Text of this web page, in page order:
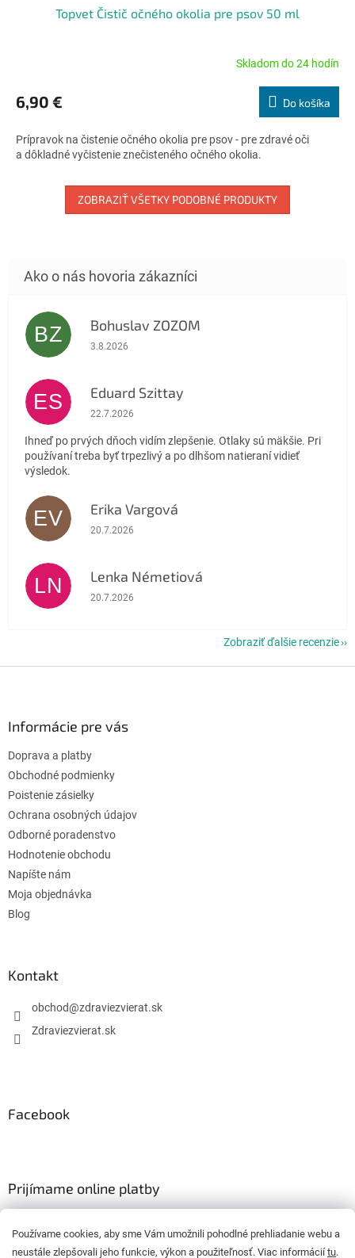
Používame cookies, aby sme Vám umožnili pohodlné prehliadanie webu a
neustále zlepšovali jeho funkcie, výkon a použiteľnosť. Viac informáciítu.
Topvet Čistič očného okolia pre psov 50 ml
produktu
je
z
5
Skladom do 24 hodín
6,90 € Do košíka
Prípravok na čistenie očného okolia pre psov - pre zdravé oči
a dôkladné vyčistenie znečisteného očného okolia.
ZOBRAZIŤ VŠETKY PODOBNÉ PRODUKTY
BZ Bohuslav ZOZOM
Hodnotenie obchodu je 5 z 5 hviezdičiek.
3.8.2026
ES Eduard Szittay
Hodnotenie obchodu je 5 z 5 hviezdičiek.
22.7.2026
Ihneď po prvých dňoch vidím zlepšenie. Otlaky sú mäkšie. Pri
používaní treba byť trpezlivý a po dlhšom natieraní vidieť
výsledok.
EV Erika Vargová
Hodnotenie obchodu je 5 z 5 hviezdičiek.
20.7.2026
LN Lenka Németiová
Hodnotenie obchodu je 5 z 5 hviezdičiek.
20.7.2026
Zobraziť ďalšie recenzie
Informácie pre vás
Doprava a platby
Obchodné podmienky
Poistenie zásielky
Ochrana osobných údajov
Odborné poradenstvo
Hodnotenie obchodu
Napíšte nám
Moja objednávka
Blog
Kontakt
obchod@zdraviezvierat.sk
Zdraviezvierat.sk
Facebook
Prijímame online platby